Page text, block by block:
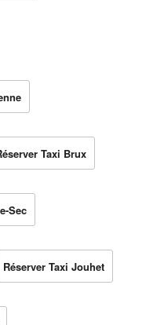
Taxi Brux
Sec
Réserver Taxi Jouhet